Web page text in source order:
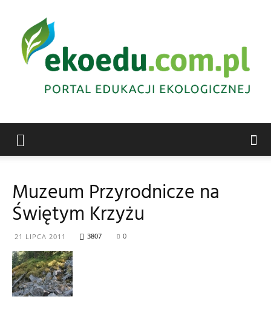
Muzeum Przyrodnicze na
Świętym Krzyżu
21 LIPCA 2011 3807 0